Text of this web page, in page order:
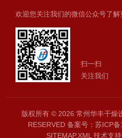
欢迎您关注我们的微信公众号了解
扫一扫
关注我们
版权所有 © 2026 常州华丰干燥
RESERVED 备案号：苏ICP
SITEMAP.XML技术支持